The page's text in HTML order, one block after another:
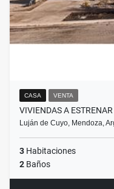
CASA VENTA
VIVIENDAS A
Luján de Cuyo, Mendoza,
3 Habitaciones
2 Baños